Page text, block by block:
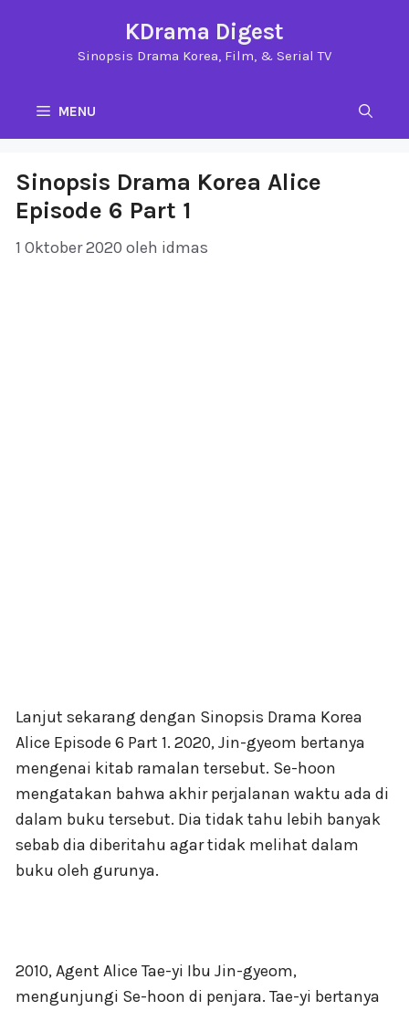
KDrama Digest
Sinopsis Drama Korea, Film, & Serial TV
MENU
Sinopsis Drama Korea Alice
Episode 6 Part 1
1 Oktober 2020 oleh idmas
Lanjut sekarang dengan Sinopsis Drama Korea
Alice Episode 6 Part 1. 2020, Jin-gyeom bertanya
mengenai kitab ramalan tersebut. Se-hoon
mengatakan bahwa akhir perjalanan waktu ada di
dalam buku tersebut. Dia tidak tahu lebih banyak
sebab dia diberitahu agar tidak melihat dalam
buku oleh gurunya.
2010, Agent Alice Tae-yi Ibu Jin-gyeom,
mengunjungi Se-hoon di penjara. Tae-yi bertanya